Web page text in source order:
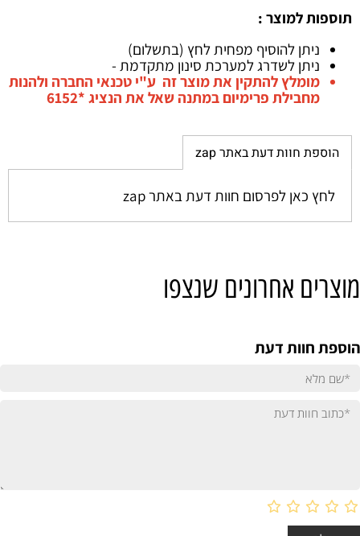
תוספות למוצר :
ניתן להוסיף מפחית לחץ (בתשלום)
ניתן לשדרג למערכת סינון מתקדמת -
מומלץ להתקין את מוצר זה ע"י טכנאי החברה ולהנות
מחבילת פרימיום במתנה שאל את הנציג *6152
הוספת חוות דעת באתר zap
לחץ כאן לפרסום חוות דעת באתר zap
מוצרים אחרונים שנצפו
הוספת חוות דעת